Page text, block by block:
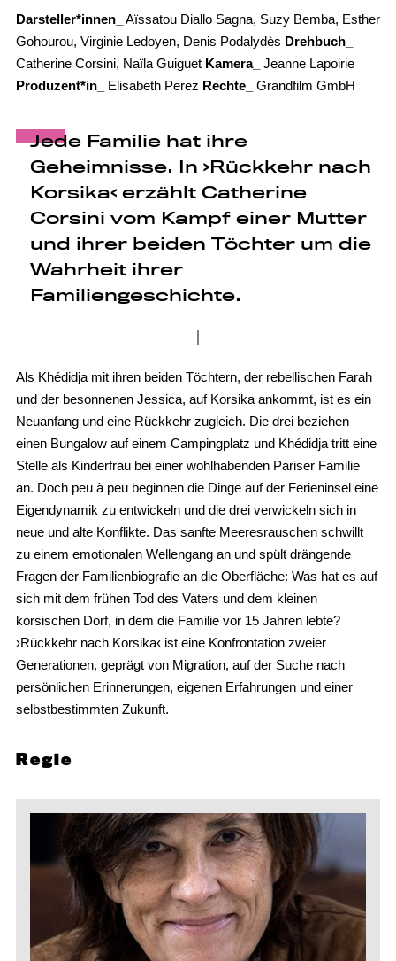
Darsteller*innen_
Aïssatou Diallo Sagna, Suzy Bemba, Esther
Gohourou, Virginie Ledoyen, Denis Podalydès Drehbuch_
Catherine Corsini, Naïla Guiguet Kamera_
Jeanne Lapoirie
Produzent*in_
Elisabeth Perez Rechte_ Grandfilm GmbH
Jede Familie hat ihre
Geheimnisse. In ›Rückkehr nach
Korsika‹ erzählt Catherine
Corsini vom Kampf einer Mutter
und ihrer beiden Töchter um die
Wahrheit ihrer
Familiengeschichte.
Als Khédidja mit ihren beiden Töchtern, der rebellischen Farah
und der besonnenen Jessica, auf Korsika ankommt, ist es ein
Neuanfang und eine Rückkehr zugleich. Die drei beziehen
einen Bungalow auf einem Campingplatz und Khédidja tritt eine
Stelle als Kinderfrau bei einer wohlhabenden Pariser Familie
an. Doch peu à peu beginnen die Dinge auf der Ferieninsel eine
Eigendynamik zu entwickeln und die drei verwickeln sich in
neue und alte Konflikte. Das sanfte Meeresrauschen schwillt
zu einem emotionalen Wellengang an und spült drängende
Fragen der Familienbiografie an die Oberfläche: Was hat es auf
sich mit dem frühen Tod des Vaters und dem kleinen
korsischen Dorf, in dem die Familie vor 15 Jahren lebte?
›Rückkehr nach Korsika‹ ist eine Konfrontation zweier
Generationen, geprägt von Migration, auf der Suche nach
persönlichen Erinnerungen, eigenen Erfahrungen und einer
selbstbestimmten Zukunft.
Regie